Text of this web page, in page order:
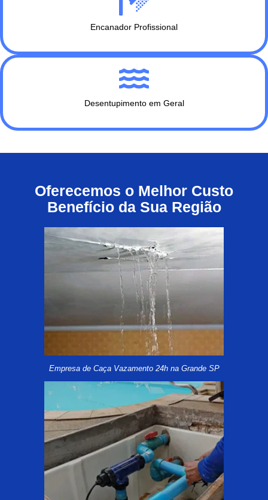
Encanador Profissional
Desentupimento em Geral
Oferecemos o Melhor Custo
Benefício da Sua Região
Empresa de Caça Vazamento 24h na Grande SP